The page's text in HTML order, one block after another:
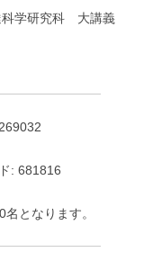
科学研究科 大講義
: 681816
となります。